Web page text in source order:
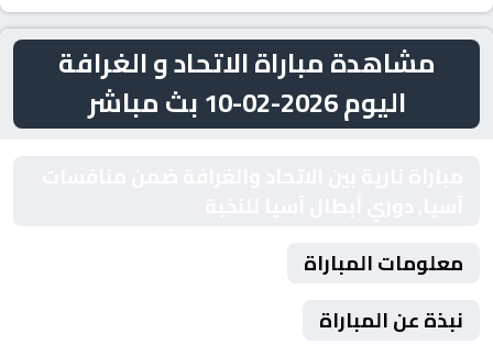
مشاهدة مباراة الاتحاد و الغرافة
اليوم 2026-02-10 بث مباشر
معلومات المباراة
نبذة عن المباراة